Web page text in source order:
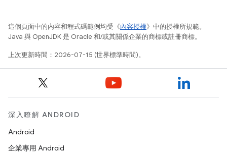
這個頁面中的內容和程式碼範例均受《內容授權》中的授權所規範。
Java 與 OpenJDK 是 Oracle 和/或其關係企業的商標或註冊商標。
上次更新時間：2026-07-15 (世界標準時間)。
深入瞭解 ANDROID
Android
企業專用 Android